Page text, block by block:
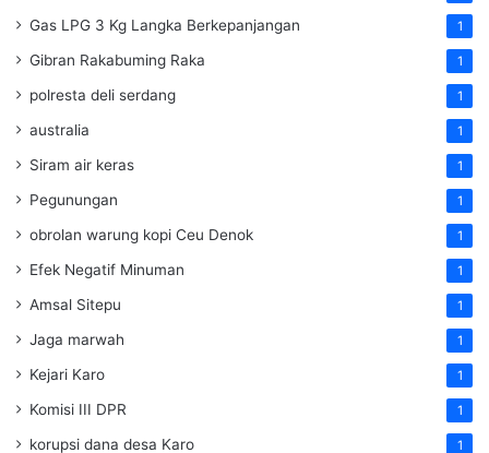
Gas LPG 3 Kg Langka Berkepanjangan 1
Gibran Rakabuming Raka 1
polresta deli serdang 1
australia 1
Siram air keras 1
Pegunungan 1
obrolan warung kopi Ceu Denok 1
Efek Negatif Minuman 1
Amsal Sitepu 1
Jaga marwah 1
Kejari Karo 1
Komisi III DPR 1
korupsi dana desa Karo 1